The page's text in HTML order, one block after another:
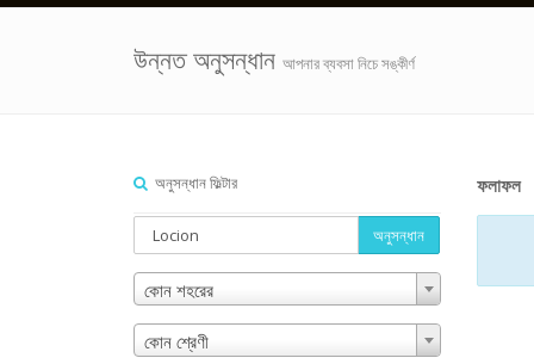
উন্নত অনুসন্ধান আপনার ব্যবসা নিচে সঙ্কীর্ণ
অনুসন্ধান ফিল্টার
অনুসন্ধান
কোন শহরের
কোন শ্রেণী
ফলাফল